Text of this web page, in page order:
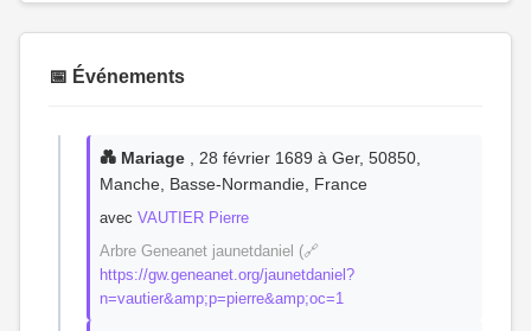
📅 Événements
💑 Mariage , 28 février 1689 à Ger, 50850,
Manche, Basse-Normandie, France
avec VAUTIER Pierre
Arbre Geneanet jaunetdaniel (🔗
https://gw.geneanet.org/jaunetdaniel?
n=vautier&amp;p=pierre&amp;oc=1